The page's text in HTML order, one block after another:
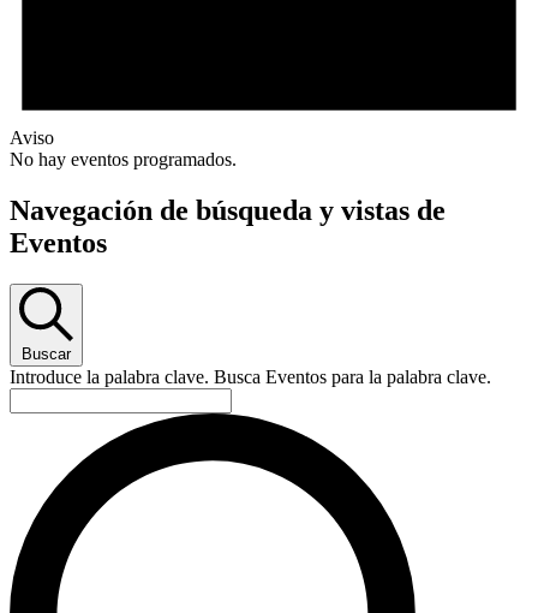
Aviso
No hay eventos programados.
Navegación de búsqueda y vistas de
Eventos
Buscar
Introduce la palabra clave. Busca Eventos para la palabra clave.